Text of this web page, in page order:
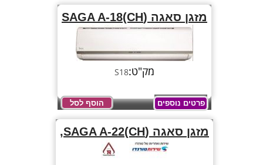
מזגן סאגה (SAGA A-18(CH
מק"ט:S18
פרטים נוספים הוסף לסל
מזגן סאגה (SAGA A-22(CH,